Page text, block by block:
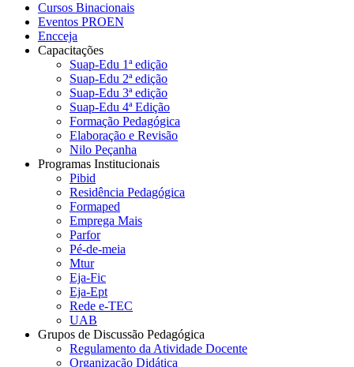
Cursos Binacionais
Eventos PROEN
Encceja
Capacitações
Suap-Edu 1ª edição
Suap-Edu 2ª edição
Suap-Edu 3ª edição
Suap-Edu 4ª Edição
Formação Pedagógica
Elaboração e Revisão
Nilo Peçanha
Programas Institucionais
Pibid
Residência Pedagógica
Formaped
Emprega Mais
Parfor
Pé-de-meia
Mtur
Eja-Fic
Eja-Ept
Rede e-TEC
UAB
Grupos de Discussão Pedagógica
Regulamento da Atividade Docente
Organização Didática